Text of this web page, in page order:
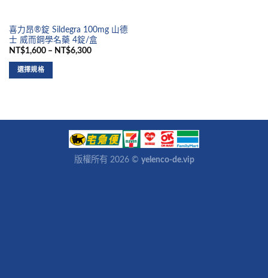
喜力昂®錠 Sildegra 100mg 山德
士 威而鋼學名藥 4錠/盒
NT$1,600 – NT$6,300
選擇規格
版權所有 2026 © yelenco-de.vip